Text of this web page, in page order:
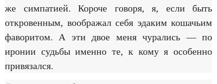
же симпатией. Короче говоря, я, если быть
откровенным, воображал себя эдаким кошачьим
фаворитом. А эти двое меня чурались — по
иронии судьбы именно те, к кому я особенно
привязался.